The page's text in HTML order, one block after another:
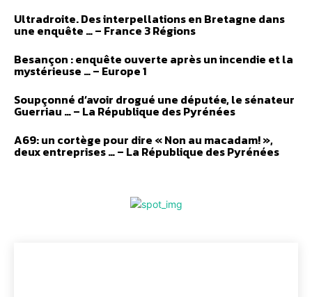
Ultradroite. Des interpellations en Bretagne dans
une enquête … – France 3 Régions
Besançon : enquête ouverte après un incendie et la
mystérieuse … – Europe 1
Soupçonné d’avoir drogué une députée, le sénateur
Guerriau … – La République des Pyrénées
A69: un cortège pour dire « Non au macadam! »,
deux entreprises … – La République des Pyrénées